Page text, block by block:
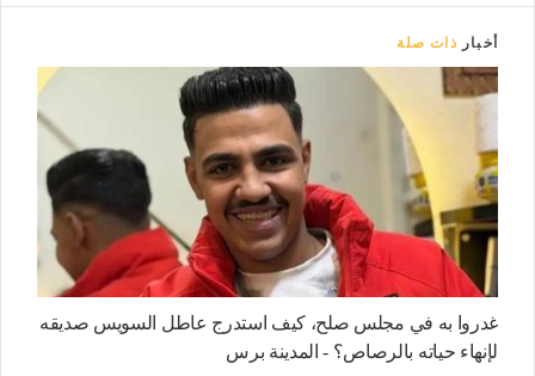
أخبار ذات صلة
غدروا به في مجلس صلح، كيف استدرج عاطل السويس صديقه
لإنهاء حياته بالرصاص؟ - المدينة برس